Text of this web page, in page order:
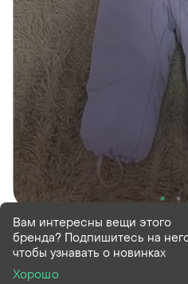
Деактивирован1 шт
Продам дитячий
дуже теплий
Вам интересны вещи этого
бренда? Подпишитесь на
чтобы узнавать о новинках
Хорошо